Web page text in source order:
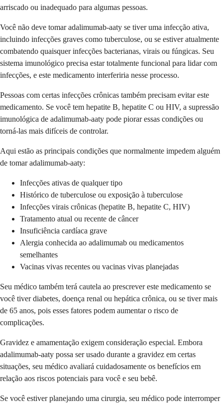
arriscado ou inadequado para algumas pessoas.
Você não deve tomar adalimumab-aaty se tiver uma infecção ativa,
incluindo infecções graves como tuberculose, ou se estiver atualmente
combatendo quaisquer infecções bacterianas, virais ou fúngicas. Seu
sistema imunológico precisa estar totalmente funcional para lidar com
infecções, e este medicamento interferiria nesse processo.
Pessoas com certas infecções crônicas também precisam evitar este
medicamento. Se você tem hepatite B, hepatite C ou HIV, a supressão
imunológica de adalimumab-aaty pode piorar essas condições ou
torná-las mais difíceis de controlar.
Aqui estão as principais condições que normalmente impedem alguém
de tomar adalimumab-aaty:
Infecções ativas de qualquer tipo
Histórico de tuberculose ou exposição à tuberculose
Infecções virais crônicas (hepatite B, hepatite C, HIV)
Tratamento atual ou recente de câncer
Insuficiência cardíaca grave
Alergia conhecida ao adalimumab ou medicamentos
semelhantes
Vacinas vivas recentes ou vacinas vivas planejadas
Seu médico também terá cautela ao prescrever este medicamento se
você tiver diabetes, doença renal ou hepática crônica, ou se tiver mais
de 65 anos, pois esses fatores podem aumentar o risco de
complicações.
Gravidez e amamentação exigem consideração especial. Embora
adalimumab-aaty possa ser usado durante a gravidez em certas
situações, seu médico avaliará cuidadosamente os benefícios em
relação aos riscos potenciais para você e seu bebê.
Se você estiver planejando uma cirurgia, seu médico pode interromper